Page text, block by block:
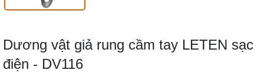
Dương vật giả rung cầm tay LETEN sạc
điện - DV116